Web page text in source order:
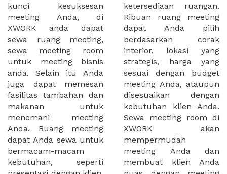
kunci kesuksesan
meeting Anda, di
XWORK anda dapat
sewa ruang meeting,
sewa meeting room
untuk meeting bisnis
anda. Selain itu Anda
juga dapat memesan
fasilitas tambahan dan
makanan untuk
menemani meeting
Anda. Ruang meeting
dapat Anda sewa untuk
bermacam-macam
kebutuhan, seperti
ketersediaan ruangan.
Ribuan ruang meeting
dapat Anda pilih
berdasarkan corak
interior, lokasi yang
strategis, harga yang
sesuai dengan budget
meeting Anda, ataupun
disesuaikan dengan
kebutuhan klien Anda.
Sewa meeting room di
XWORK akan
mempermudah
meeting Anda dan
membuat klien Anda